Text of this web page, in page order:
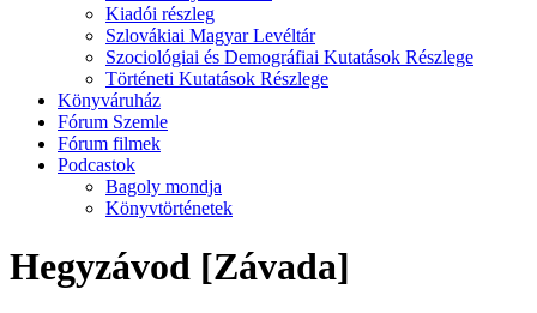
Kiadói részleg
Szlovákiai Magyar Levéltár
Szociológiai és Demográfiai Kutatások Részlege
Történeti Kutatások Részlege
Könyváruház
Fórum Szemle
Fórum filmek
Podcastok
Bagoly mondja
Könyvtörténetek
Hegyzávod [Závada]